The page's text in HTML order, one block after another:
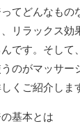
てどんなもの
リラックス効
です。そして
のがマッサー
くご紹介しま
基本とは